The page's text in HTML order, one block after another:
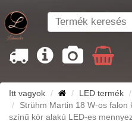
Itt vagyok LED termék
Strühm Martin 18 W-os falon
színű kör alakú LED-es